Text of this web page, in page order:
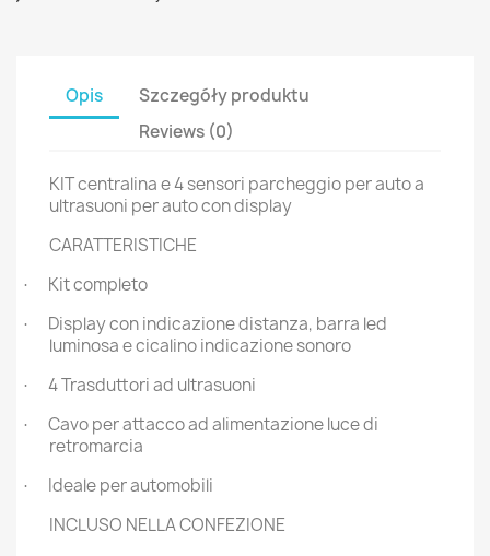
Opis
Szczegóły produktu
Reviews (0)
KIT centralina e 4 sensori parcheggio per auto a
ultrasuoni per auto con display
CARATTERISTICHE
· Kit completo
·
Display con indicazione distanza, barra led
luminosa e cicalino indicazione sonoro
· 4 Trasduttori ad ultrasuoni
·
Cavo per attacco ad alimentazione luce di
retromarcia
·
Ideale per automobili
INCLUSO NELLA CONFEZIONE